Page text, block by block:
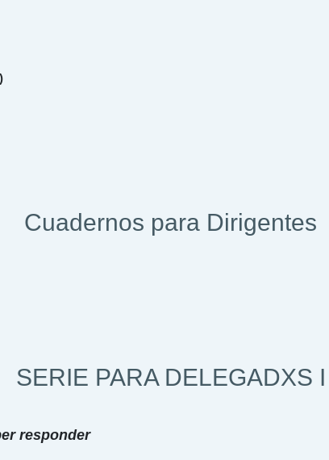
Cuadernos para Dirigentes
SERIE PARA DELEGADXS I
responder